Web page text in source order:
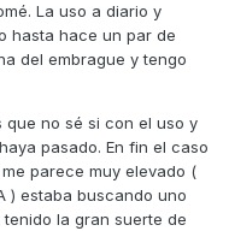
La uso a diario y
hasta hace un par de
del embrague y tengo
que no sé si con el uso y
pasado. En fin el caso
parece muy elevado (
) estaba buscando uno
la gran suerte de